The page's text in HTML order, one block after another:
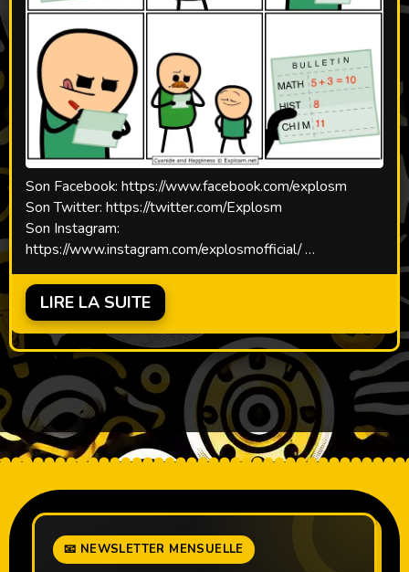
Son Facebook: https://www.facebook.com/explosm
Son Twitter: https://twitter.com/Explosm
Son Instagram:
https://www.instagram.com/explosmofficial/
Son Youtube:
https://www.youtube.com/user/ExplosmEntertainment
LIRE LA SUITE
📧 NEWSLETTER MENSUELLE